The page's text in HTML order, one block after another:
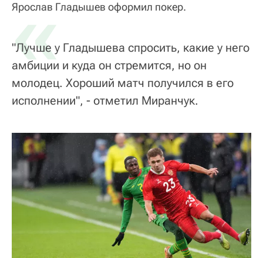
Ярослав Гладышев оформил покер.
«
"Лучше у Гладышева спросить, какие у него
амбиции и куда он стремится, но он
молодец. Хороший матч получился в его
исполнении", - отметил Миранчук.